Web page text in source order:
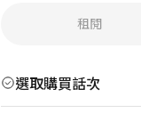
#活潑開
租閱
選取購買話次